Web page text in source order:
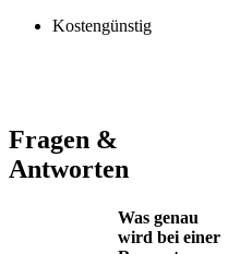
Kostengünstig
Fragen &
Antworten
Was genau
wird bei einer